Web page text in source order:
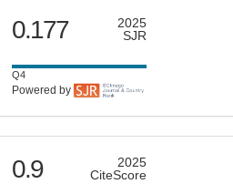
scimago
0.177
2025
SJR
Q4
Powered by
citescore
0.9
2025
CiteScore